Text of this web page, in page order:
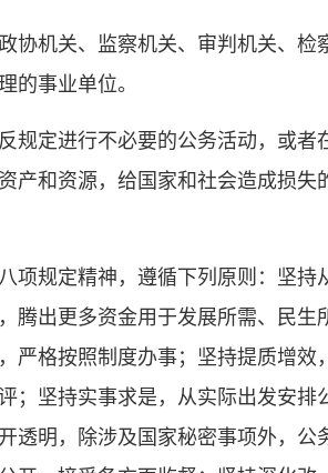
协机关、监察机关、审判机关、检
的事业单位。
规定进行不必要的公务活动，或者
产和资源，给国家和社会造成损失
项规定精神，遵循下列原则：坚持
腾出更多资金用于发展所需、民生
严格按照制度办事；坚持提质增效，
；坚持实事求是，从实际出发安排
透明，除涉及国家秘密事项外，公